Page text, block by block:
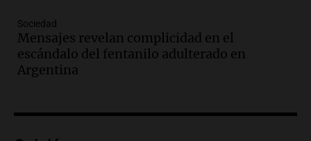
Adrián Simioni
Política esquina Economía
Episodios
Audio.
Episodios
Sociedad
Mensajes revelan complicidad en el
escándalo del fentanilo adulterado en
Argentina